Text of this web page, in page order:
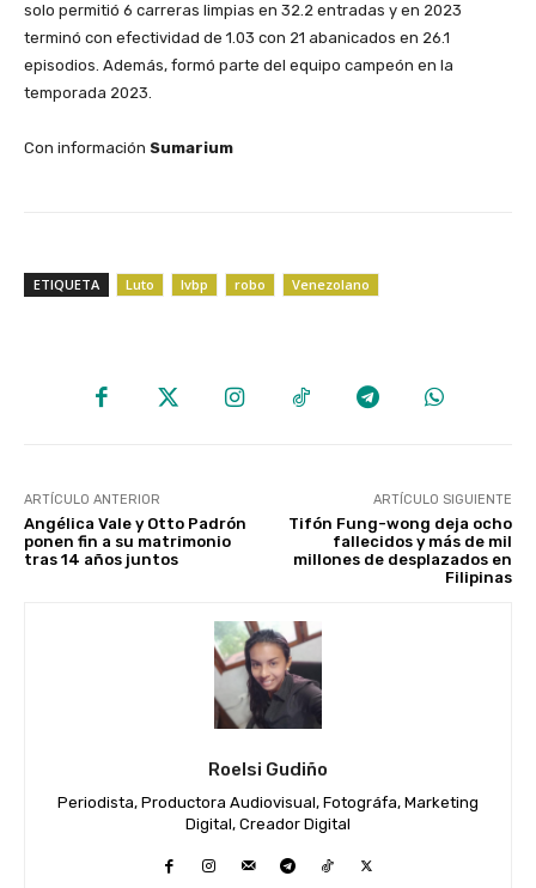
solo permitió 6 carreras limpias en 32.2 entradas y en 2023
terminó con efectividad de 1.03 con 21 abanicados en 26.1
episodios. Además, formó parte del equipo campeón en la
temporada 2023.
‎Con información Sumarium
ETIQUETA Luto lvbp robo Venezolano
ARTÍCULO ANTERIOR
Angélica Vale y Otto Padrón
ponen fin a su matrimonio
tras 14 años juntos
ARTÍCULO SIGUIENTE
Tifón Fung-wong deja ocho
fallecidos y más de mil
millones de desplazados en
Filipinas
Roelsi Gudiño
Periodista, Productora Audiovisual, Fotográfa, Marketing
Digital, Creador Digital